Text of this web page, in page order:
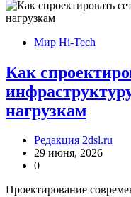
Мир Hi-Tech
Как
нагрузкам
Редакция 2dsl.ru
29 июня, 2026
0
Проектирование